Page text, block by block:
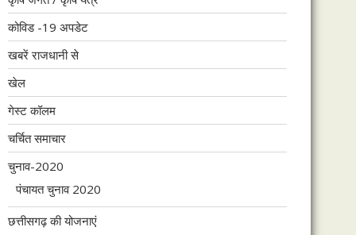
कोविड -19 अपडेट
खबरें राजधानी से
खेल
गेस्ट कॉलम
चर्चित समाचार
चुनाव-2020
पंचायत चुनाव 2020
छत्तीसगढ़ की योजनाएं